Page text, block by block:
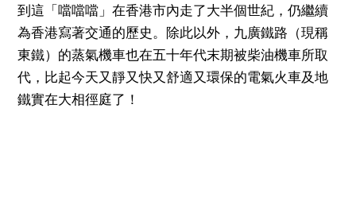
到這「噹噹噹」在香港市內走了大半個世紀，仍繼續
為香港寫著交通的歷史。除此以外，九廣鐵路（現稱
東鐵）的蒸氣機車也在五十年代末期被柴油機車所取
代，比起今天又靜又快又舒適又環保的電氣火車及地
鐵實在大相徑庭了！